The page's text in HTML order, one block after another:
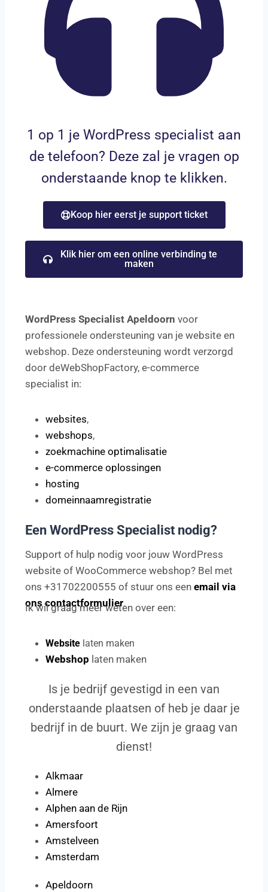
1 op 1 je WordPress specialist aan
de telefoon? Deze zal je vragen op
onderstaande knop te klikken.
Koop hier eerst je support ticket
Klik hier om een online verbinding te
maken
WordPress Specialist Apeldoorn voor
professionele ondersteuning van je website en
webshop. Deze ondersteuning wordt verzorgd
door deWebShopFactory, e-commerce
specialist in:
websites,
webshops,
zoekmachine optimalisatie
e-commerce oplossingen
hosting
domeinnaamregistratie
Een WordPress Specialist nodig?
Support of hulp nodig voor jouw WordPress
website of WooCommerce webshop? Bel met
ons +31702200555 of stuur ons een email via
ons contactformulier.
Ik wil graag meer weten over een:
Website laten maken
Webshop laten maken
Is je bedrijf gevestigd in een van
onderstaande plaatsen of heb je daar je
bedrijf in de buurt. We zijn je graag van
dienst!
Alkmaar
Almere
Alphen aan de Rijn
Amersfoort
Amstelveen
Amsterdam
Apeldoorn